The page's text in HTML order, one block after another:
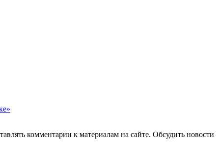
комментарии к материалам на сайте. Обсудить новости